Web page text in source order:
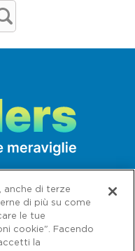
anche di terze
di più su come
le tue
cookie". Facendo
la